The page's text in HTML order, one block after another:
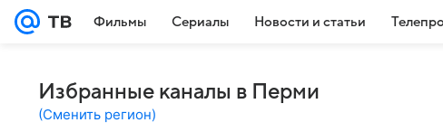
Фильмы Сериалы Новости и статьи
Избранные каналы в Перми
(Сменить регион)